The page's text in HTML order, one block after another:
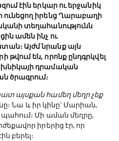
էին երկար ու երջանիկ
ունեցող իրենց Ղարաբաղի
տեղահանությունն
ամեն ինչ ու
Այժմ նրանք այն
են, որոնք ընդգրկվել
դրամական
ծրագրում։
այսքան համեղ մեղր չեք
Նա և իր կինը՝ Մարիան,
Մի աման մեղրը,
իրերից էր, որ
բերել։